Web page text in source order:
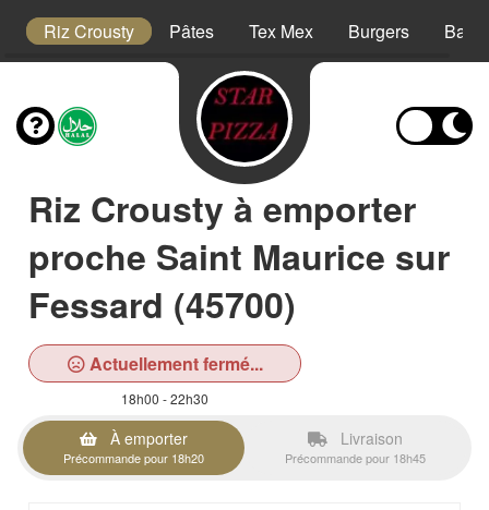
Riz Crousty Pâtes Tex Mex Burgers
Riz Crousty à emporter
proche Saint Maurice sur
Fessard (45700)
Actuellement fermé...
18h00 - 22h30
À emporter
Précommande pour 18h20
Livraison
Précommande pour 18h45